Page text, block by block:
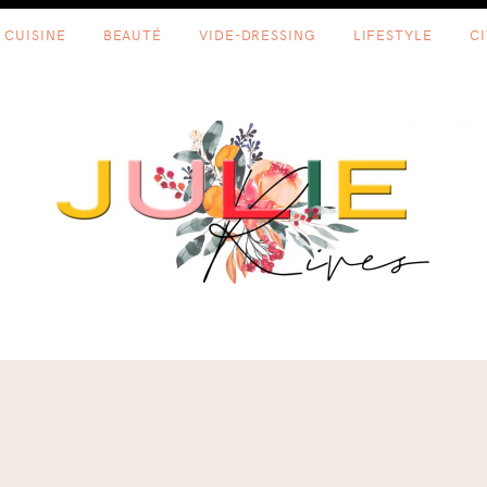
CUISINE BEAUTÉ VIDE-DRESSING LIFESTYLE